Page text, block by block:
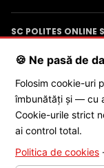
afla la o distanta
riscul ca
Astfel, pentru a
supraveghere
cu functia
SC POLITES ONLINE
Poenaru, Nr. 1,
©
🍪 Ne pasă de
Folosim cookie-uri
îmbunătăți și — cu
Cookie-urile strict
ai control total.
Politica de cookies ·